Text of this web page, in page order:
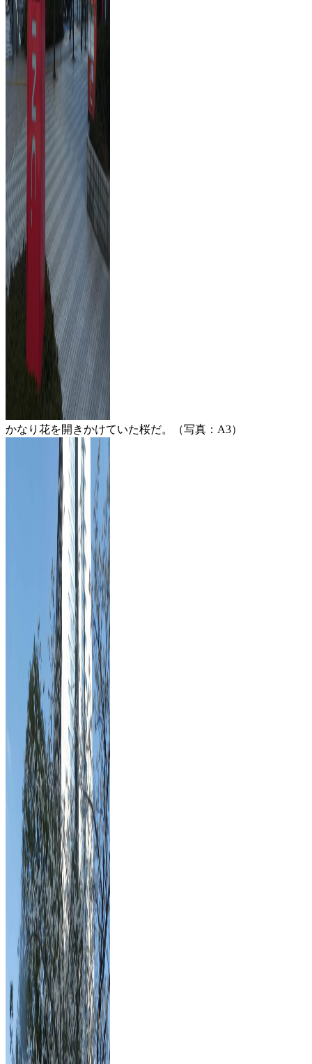
かなり花を開きかけていた桜だ。（写真：A3）